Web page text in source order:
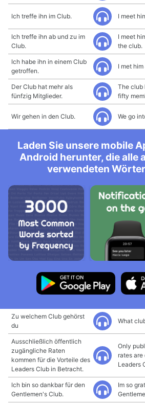
Ich treffe ihn im Club. I meet
Ich treffe ihn ab und zu im
Club.
I meet
the club.
Ich habe ihn in einem Club
getroffen.
I met
Der Club hat mehr als
fünfzig Mitglieder.
The club
fifty
Wir gehen in den Club. We go
Laden Sie unsere mobile
Android herunter, die alle
verwendeten
Zu welchem Club gehörst
du
What
Ausschließlich öffentlich
zugängliche Raten
kommen für die Vorteile des
Leaders Club in Betracht.
Only
rates
Leaders
Ich bin so dankbar für den
Gentlemen's Club.
Im so